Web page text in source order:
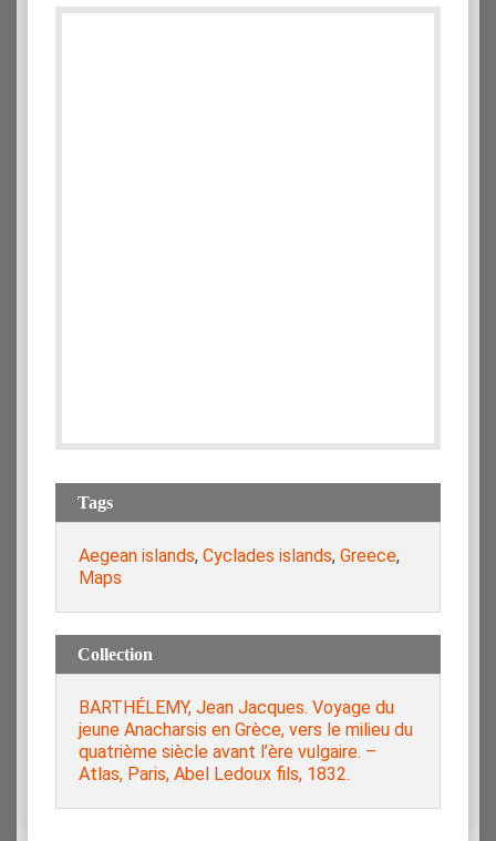
Tags
Aegean islands, Cyclades islands, Greece,
Maps
Collection
BARTHÉLEMY, Jean Jacques. Voyage du
jeune Anacharsis en Grèce, vers le milieu du
quatrième siècle avant l’ère vulgaire. –
Atlas, Paris, Abel Ledoux fils, 1832.